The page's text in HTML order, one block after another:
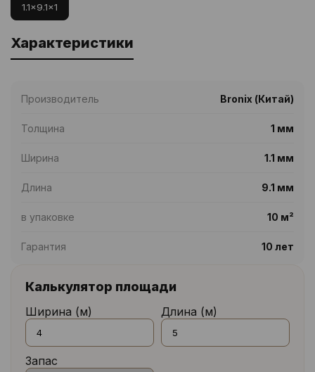
1.1x9.1x1
Характеристики
Производитель Bronix (Китай)
Толщина 1 мм
Ширина 1.1 мм
Длина 9.1 мм
в упаковке 10 м²
Гарантия 10 лет
Калькулятор площади
Ширина (м) Длина (м)
Запас